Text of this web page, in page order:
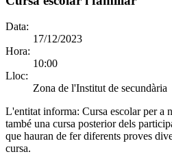
Data:
17/12/2023
Hora:
10:00
Lloc:
Zona de l'Institut de secundària
L'entitat informa: Cursa escolar per a
també una cursa posterior dels
que hauran de fer diferents proves
cursa.